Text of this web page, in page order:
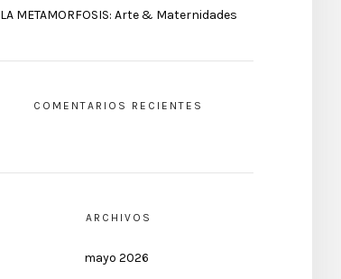
LA METAMORFOSIS: Arte & Maternidades
COMENTARIOS RECIENTES
ARCHIVOS
mayo 2026